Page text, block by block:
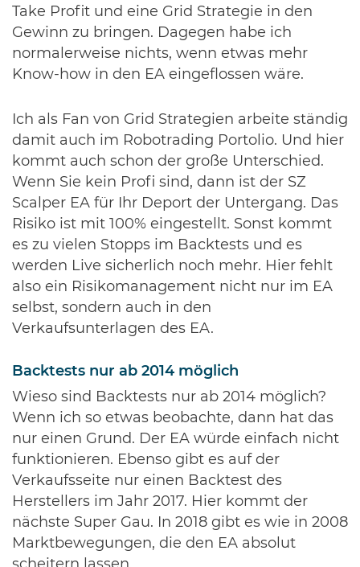
Take Profit und eine Grid Strategie in den
Gewinn zu bringen. Dagegen habe ich
normalerweise nichts, wenn etwas mehr
Know-how in den EA eingeflossen wäre.
Ich als Fan von Grid Strategien arbeite ständig
damit auch im Robotrading Portolio. Und hier
kommt auch schon der große Unterschied.
Wenn Sie kein Profi sind, dann ist der SZ
Scalper EA für Ihr Deport der Untergang. Das
Risiko ist mit 100% eingestellt. Sonst kommt
es zu vielen Stopps im Backtests und es
werden Live sicherlich noch mehr. Hier fehlt
also ein Risikomanagement nicht nur im EA
selbst, sondern auch in den
Verkaufsunterlagen des EA.
Backtests nur ab 2014 möglich
Wieso sind Backtests nur ab 2014 möglich?
Wenn ich so etwas beobachte, dann hat das
nur einen Grund. Der EA würde einfach nicht
funktionieren. Ebenso gibt es auf der
Verkaufsseite nur einen Backtest des
Herstellers im Jahr 2017. Hier kommt der
nächste Super Gau. In 2018 gibt es wie in 2008
Marktbewegungen, die den EA absolut